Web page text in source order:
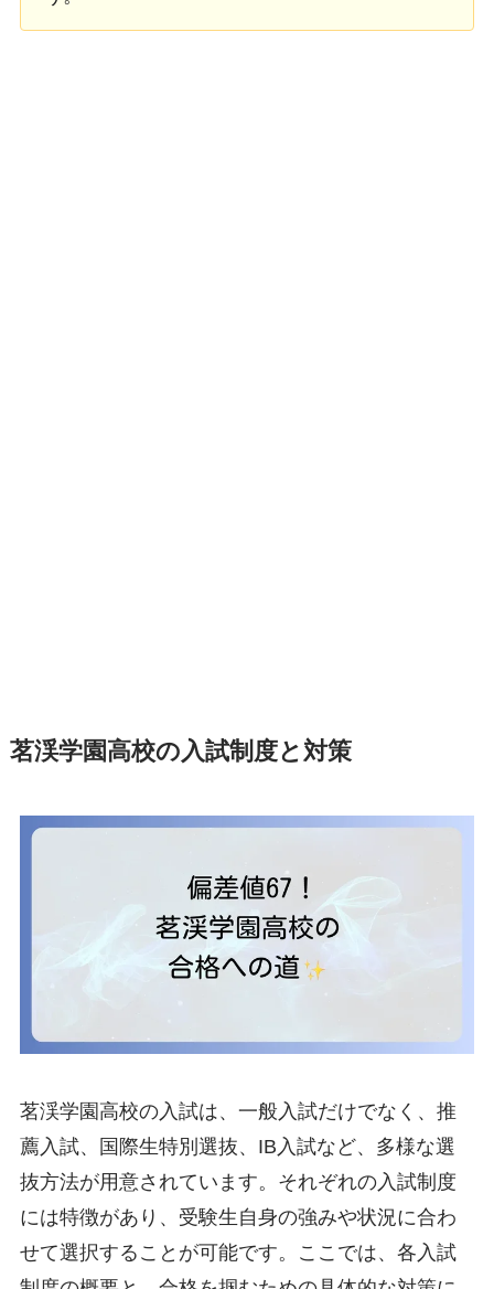
茗渓学園高校の入試制度と対策
茗渓学園高校の入試は、一般入試だけでなく、推
薦入試、国際生特別選抜、IB入試など、多様な選
抜方法が用意されています。それぞれの入試制度
には特徴があり、受験生自身の強みや状況に合わ
せて選択することが可能です。ここでは、各入試